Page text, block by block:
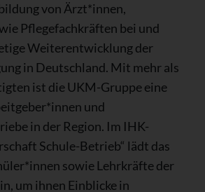
von Ärzt*innen,
Pflegefachkräften bei und
Weiterentwicklung der
in Deutschland. Mit mehr als
ist die UKM-Gruppe eine
und
in der Region. Im IHK-
Schule-Betrieb“ lädt das
sowie Lehrkräfte der
um ihnen Einblicke in